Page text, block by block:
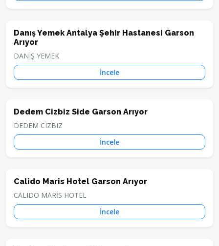
Danış Yemek Antalya Şehir Hastanesi Garson
Arıyor
DANIŞ YEMEK
İncele
Dedem Cizbiz Side Garson Arıyor
DEDEM CIZBIZ
İncele
Calido Maris Hotel Garson Arıyor
CALIDO MARİS HOTEL
İncele